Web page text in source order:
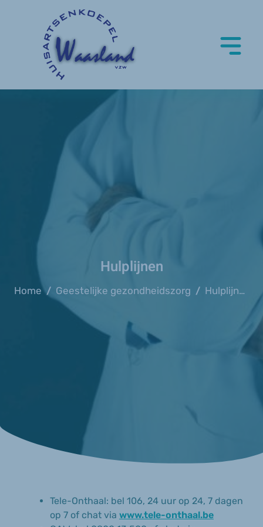
Hulplijnen
Home / Geestelijke gezondheidszorg / Hulplijnen
Tele-Onthaal: bel 106, 24 uur op 24, 7 dagen
op 7 of chat via www.tele-onthaal.be